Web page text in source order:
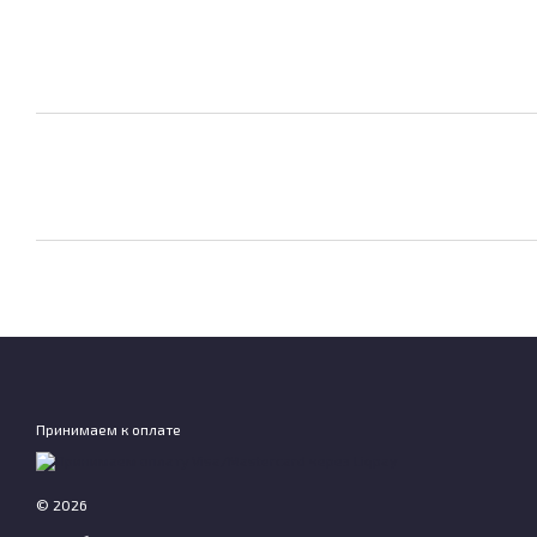
Принимаем к оплате
© 2026